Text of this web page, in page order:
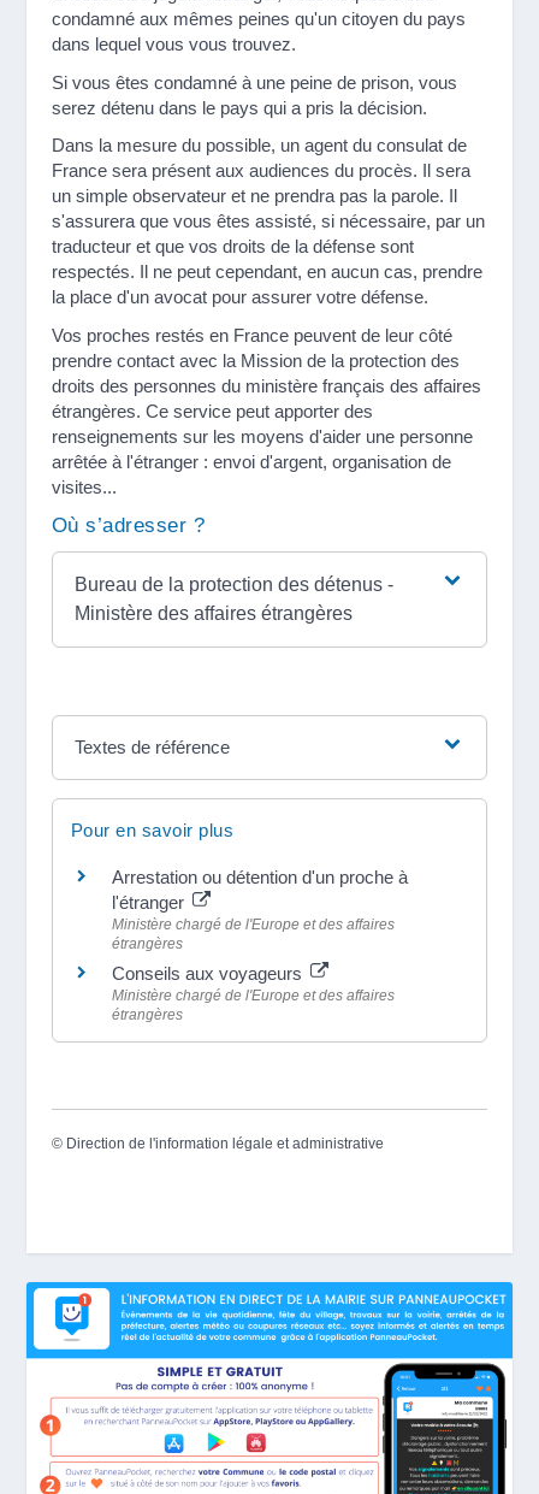
condamné aux mêmes peines qu'un citoyen du pays
dans lequel vous vous trouvez.
Si vous êtes condamné à une peine de prison, vous
serez détenu dans le pays qui a pris la décision.
Dans la mesure du possible, un agent du consulat de
France sera présent aux audiences du procès. Il sera
un simple observateur et ne prendra pas la parole. Il
s'assurera que vous êtes assisté, si nécessaire, par un
traducteur et que vos droits de la défense sont
respectés. Il ne peut cependant, en aucun cas, prendre
la place d'un avocat pour assurer votre défense.
Vos proches restés en France peuvent de leur côté
prendre contact avec la Mission de la protection des
droits des personnes du ministère français des affaires
étrangères. Ce service peut apporter des
renseignements sur les moyens d'aider une personne
arrêtée à l'étranger : envoi d'argent, organisation de
visites...
Où s’adresser ?
Bureau de la protection des détenus -
Ministère des affaires étrangères
Textes de référence
Pour en savoir plus
Arrestation ou détention d'un proche à
l'étranger
Ministère chargé de l'Europe et des affaires
étrangères
Conseils aux voyageurs
Ministère chargé de l'Europe et des affaires
étrangères
© Direction de l'information légale et administrative